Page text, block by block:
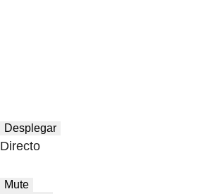
Desplegar
Directo
Mute